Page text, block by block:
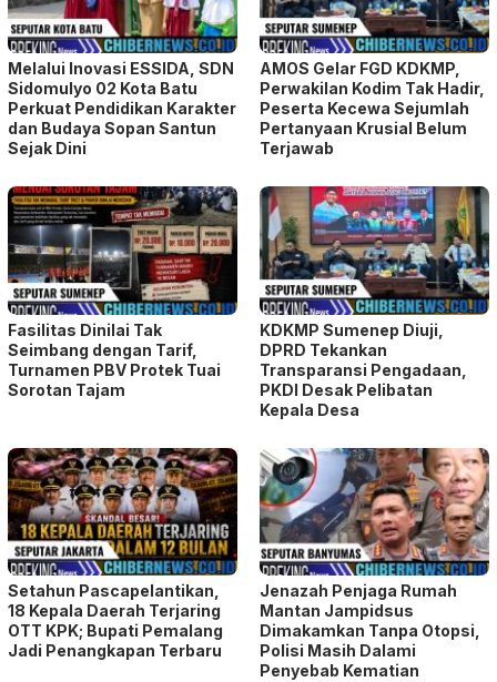
Melalui Inovasi ESSIDA, SDN
Sidomulyo 02 Kota Batu
Perkuat Pendidikan Karakter
dan Budaya Sopan Santun
Sejak Dini
AMOS Gelar FGD KDKMP,
Perwakilan Kodim Tak Hadir,
Peserta Kecewa Sejumlah
Pertanyaan Krusial Belum
Terjawab
Fasilitas Dinilai Tak
Seimbang dengan Tarif,
Turnamen PBV Protek Tuai
Sorotan Tajam
KDKMP Sumenep Diuji,
DPRD Tekankan
Transparansi Pengadaan,
PKDI Desak Pelibatan
Kepala Desa
Setahun Pascapelantikan,
18 Kepala Daerah Terjaring
OTT KPK; Bupati Pemalang
Jadi Penangkapan Terbaru
Jenazah Penjaga Rumah
Mantan Jampidsus
Dimakamkan Tanpa Otopsi,
Polisi Masih Dalami
Penyebab Kematian